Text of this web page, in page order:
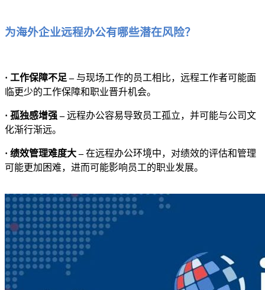
为海外企业远程办公有哪些潜在风险？
· 工作保障不足 – 与现场工作的员工相比，远程工作者可能面
临更少的工作保障和职业晋升机会。
· 孤独感增强 –远程办公容易导致员工孤立，并可能与公司文
化渐行渐远。
· 绩效管理难度大 –在远程办公环境中，对绩效的评估和管理
可能更加困难，进而可能影响员工的职业发展。